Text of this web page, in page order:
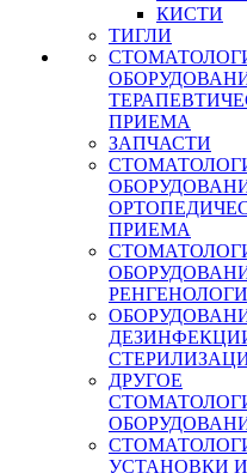
КИСТИ
ТИГЛИ
ПРИЕМА
ЗАПЧАСТИ
ПРИЕМА
ДРУГОЕ
УСТАНОВКИ И